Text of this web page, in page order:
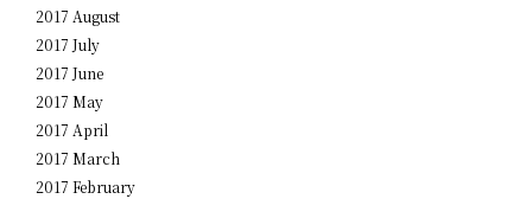
2017 August
2017 July
2017 June
2017 May
2017 April
2017 March
2017 February